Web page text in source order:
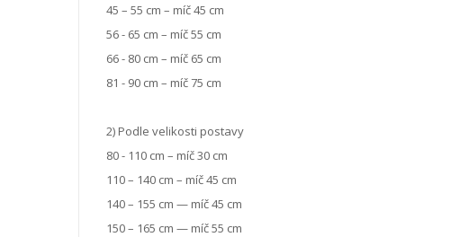
45 – 55 cm – míč 45 cm
56 - 65 cm – míč 55 cm
66 - 80 cm – míč 65 cm
81 - 90 cm – míč 75 cm
2) Podle velikosti postavy
80 - 110 cm – míč 30 cm
110 – 140 cm – míč 45 cm
140 – 155 cm — míč 45 cm
150 – 165 cm — míč 55 cm